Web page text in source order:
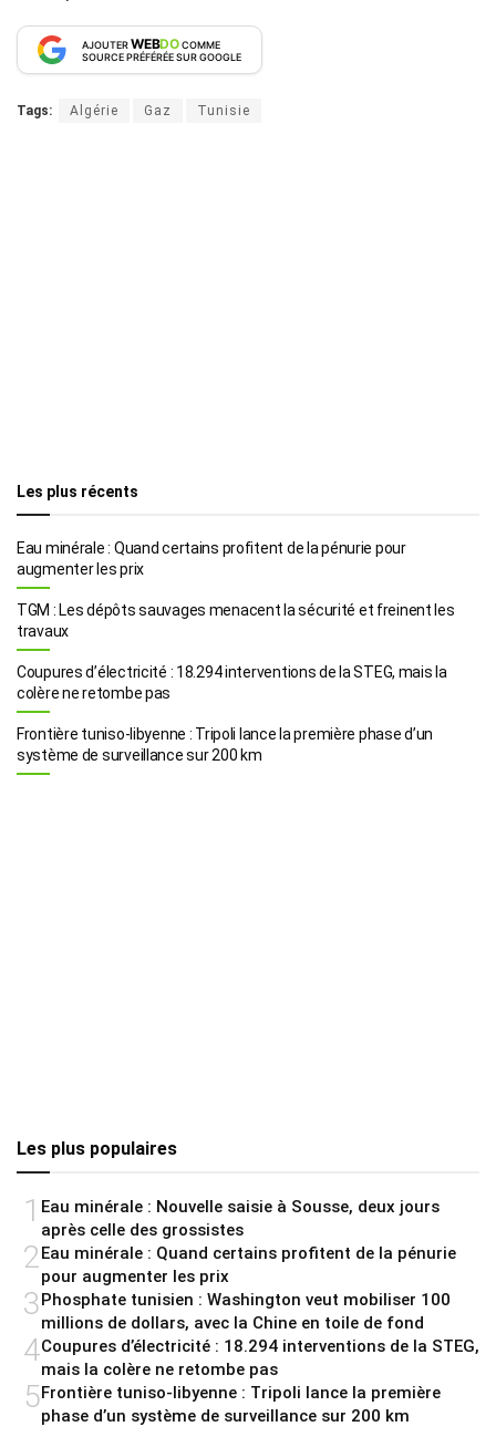
AJOUTERWEBDOCOMME
SOURCE PRÉFÉRÉE SUR GOOGLE
Tags: Algérie Gaz Tunisie
Les plus récents
Eau minérale : Quand certains profitent de la pénurie pour
augmenter les prix
TGM : Les dépôts sauvages menacent la sécurité et freinent les
travaux
Coupures d’électricité : 18.294 interventions de la STEG, mais la
colère ne retombe pas
Frontière tuniso-libyenne : Tripoli lance la première phase d’un
système de surveillance sur 200 km
Les plus populaires
1 Eau minérale : Nouvelle saisie à Sousse, deux jours
après celle des grossistes
2Eau minérale : Quand certains profitent de la pénurie
pour augmenter les prix
3Phosphate tunisien : Washington veut mobiliser 100
millions de dollars, avec la Chine en toile de fond
4Coupures d’électricité : 18.294 interventions de la STEG,
mais la colère ne retombe pas
5Frontière tuniso-libyenne : Tripoli lance la première
phase d’un système de surveillance sur 200 km